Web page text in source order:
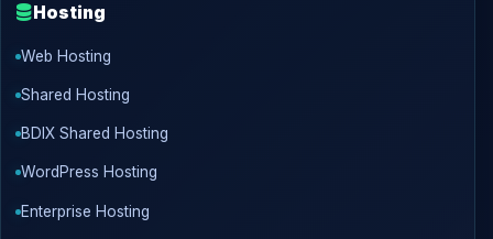
Hosting
Web Hosting
Shared Hosting
BDIX Shared Hosting
WordPress Hosting
Enterprise Hosting